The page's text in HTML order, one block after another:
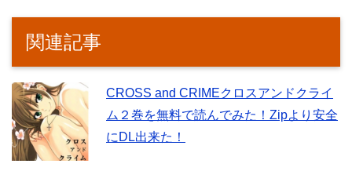
関連記事
CROSS and CRIMEクロスアンドクライ
ム２巻を無料で読んでみた！Zipより安全
にDL出来た！